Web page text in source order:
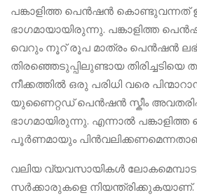
പങ്കാളിത്ത പെൻഷൻ കൊണ്ടുവന്നത്
ഭാഗമായായിരുന്നു. പങ്കാളിത്ത
വെറും നൂറ് രൂപ മാത്രം പെൻഷൻ
തിരഞ്ഞെടുപ്പിലുണ്ടായ
നീക്കത്തിൽ ഒരു പരിധി വരെ
യുണൈറ്റ‍ഡ് പെൻഷൻ സ്കീം
ഭാഗമായിരുന്നു. എന്നാൽ
പൂർണമായും
വലിയ വ്യവസായികൾ
സർക്കാരുകളെ നിയന്ത്രിക്കുകയാണ്.